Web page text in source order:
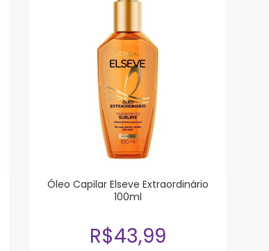
Óleo Capilar Elseve Extraordinário
100ml
R$43,99